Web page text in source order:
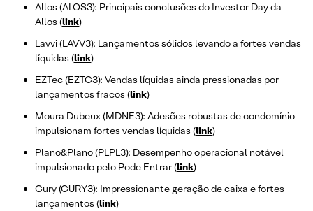
Allos (ALOS3): Principais conclusões do Investor Day da
Allos (link)
Lavvi (LAVV3): Lançamentos sólidos levando a fortes vendas
líquidas (link)
EZTec (EZTC3): Vendas líquidas ainda pressionadas por
lançamentos fracos (link)
Moura Dubeux (MDNE3): Adesões robustas de condomínio
impulsionam fortes vendas líquidas (link)
Plano&Plano (PLPL3): Desempenho operacional notável
impulsionado pelo Pode Entrar (link)
Cury (CURY3): Impressionante geração de caixa e fortes
lançamentos (link)